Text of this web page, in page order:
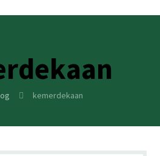
kemerdekaan